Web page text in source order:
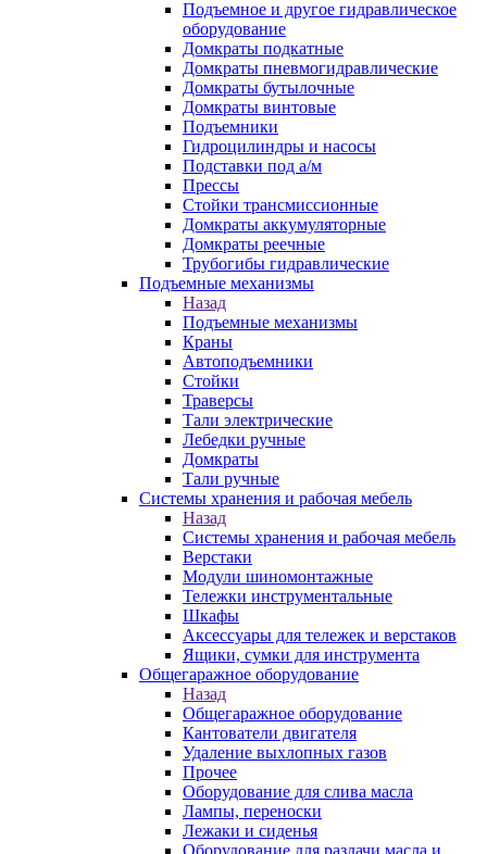
Подъемное и другое гидравлическое
оборудование
Домкраты подкатные
Домкраты пневмогидравлические
Домкраты бутылочные
Домкраты винтовые
Подъемники
Гидроцилиндры и насосы
Подставки под а/м
Прессы
Стойки трансмиссионные
Домкраты аккумуляторные
Домкраты реечные
Трубогибы гидравлические
Подъемные механизмы
Назад
Подъемные механизмы
Краны
Автоподъемники
Стойки
Траверсы
Тали электрические
Лебедки ручные
Домкраты
Тали ручные
Системы хранения и рабочая мебель
Назад
Системы хранения и рабочая мебель
Верстаки
Модули шиномонтажные
Тележки инструментальные
Шкафы
Аксессуары для тележек и верстаков
Ящики, сумки для инструмента
Общегаражное оборудование
Назад
Общегаражное оборудование
Кантователи двигателя
Удаление выхлопных газов
Прочее
Оборудование для слива масла
Лампы, переноски
Лежаки и сиденья
Оборудование для раздачи масла и